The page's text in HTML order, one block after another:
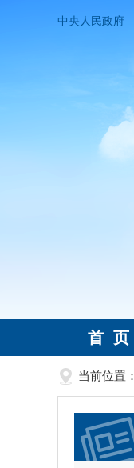
中央人民政府
首 页
当前位置：